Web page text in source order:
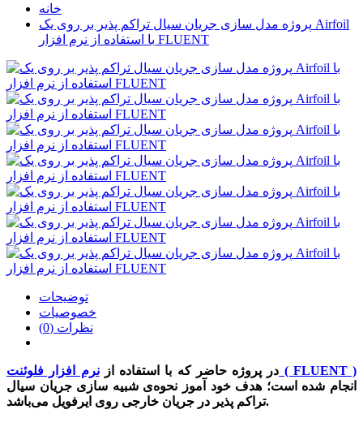
خانه
پروژه مدل سازی جریان سیال تراکم پذیر بر روی یک Airfoil
با استفاده از نرم افزار FLUENT
توضیحات
خصوصیات
نظرات (0)
در پروژه حاضر که با استفاده از نرم افزار فلوئنت ( FLUENT )
انجام شده است؛ هدف خود آموز نحوه‌ی شبیه سازی جریان سیال
تراکم پذیر در جریان خارجی روی ایرفویل می‌باشد.